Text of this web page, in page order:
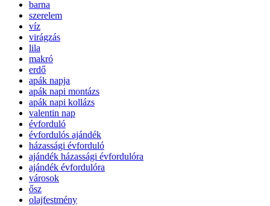
barna
szerelem
víz
virágzás
lila
makró
erdő
apák napja
apák napi montázs
apák napi kollázs
valentin nap
évforduló
évfordulós ajándék
házassági évforduló
ajándék házassági évfordulóra
ajándék évfordulóra
városok
ősz
olajfestmény